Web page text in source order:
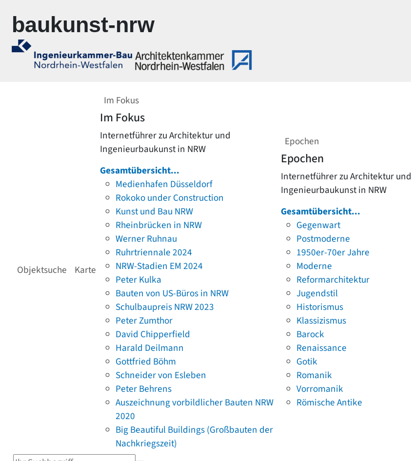
baukunst-nrw
Objektsuche Karte
Im Fokus
Im Fokus
Internetführer zu Architektur und
Ingenieurbaukunst in NRW
Gesamtübersicht...
Medienhafen Düsseldorf
Rokoko under Construction
Kunst und Bau NRW
Rheinbrücken in NRW
Werner Ruhnau
Ruhrtriennale 2024
NRW-Stadien EM 2024
Peter Kulka
Bauten von US-Büros in NRW
Schulbaupreis NRW 2023
Peter Zumthor
David Chipperfield
Harald Deilmann
Gottfried Böhm
Schneider von Esleben
Peter Behrens
Auszeichnung vorbildlicher Bauten NRW
2020
Big Beautiful Buildings (Großbauten der
Nachkriegszeit)
Epochen
Epochen
Internetführer zu Architektur und
Ingenieurbaukunst in NRW
Gesamtübersicht...
Gegenwart
Postmoderne
1950er-70er Jahre
Moderne
Reformarchitektur
Jugendstil
Historismus
Klassizismus
Barock
Renaissance
Gotik
Romanik
Vorromanik
Römische Antike